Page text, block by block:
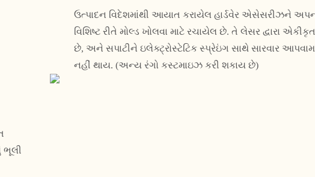
ઉત્પાદન વિદેશમાંથી આયાત કરાયેલ હાર્ડવેર એસેસરીઝને
વિશિષ્ટ રીતે મોલ્ડ ખોલવા માટે રચાયેલ છે. તે લેસર દ્વારા
છે, અને સપાટીને ઇલેક્ટ્રોસ્ટેટિક સ્પ્રેઇંગ સાથે સારવાર
નહીં થાય. (અન્ય રંગો કસ્ટમાઇઝ કરી શકાય છે)
ભૂલી